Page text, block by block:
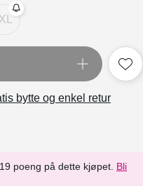
bytte og enkel retur
poeng på dette kjøpet. Bli